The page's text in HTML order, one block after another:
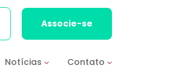
Notícias Contato
Associe-se